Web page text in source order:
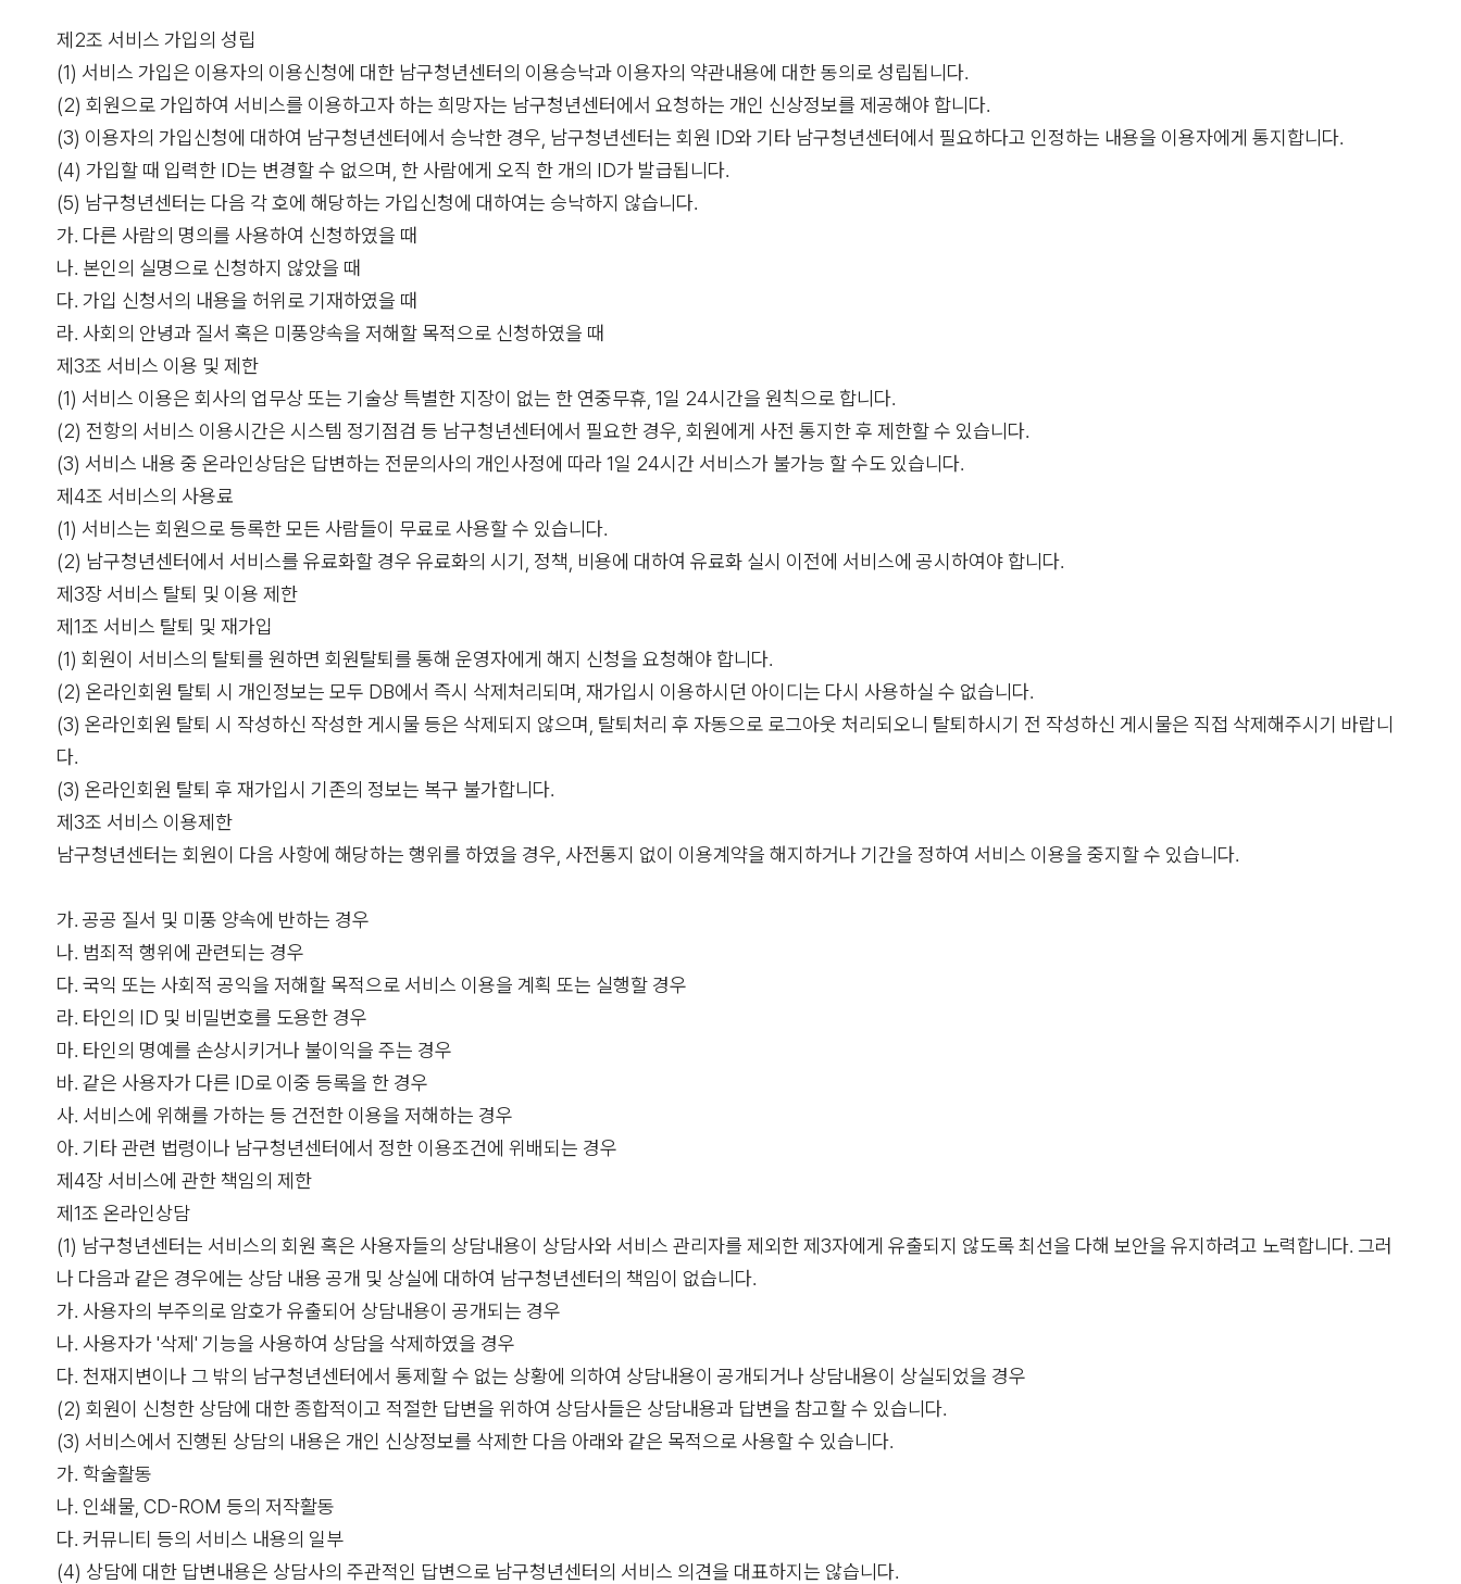
제2조 서비스 가입의 성립
(1) 서비스 가입은 이용자의 이용신청에 대한 남구청년센터의 이용승낙과 이용자의 약관내용에 대한 동의로 성립됩니다.
(2) 회원으로 가입하여 서비스를 이용하고자 하는 희망자는 남구청년센터에서 요청하는 개인 신상정보를 제공해야 합니다.
(3) 이용자의 가입신청에 대하여 남구청년센터에서 승낙한 경우, 남구청년센터는 회원 ID와 기타 남구청년센터에서 필요하다고 인정하는 내용을 이용자에게 통지합니다.
(4) 가입할 때 입력한 ID는 변경할 수 없으며, 한 사람에게 오직 한 개의 ID가 발급됩니다.
(5) 남구청년센터는 다음 각 호에 해당하는 가입신청에 대하여는 승낙하지 않습니다.
가. 다른 사람의 명의를 사용하여 신청하였을 때
나. 본인의 실명으로 신청하지 않았을 때
다. 가입 신청서의 내용을 허위로 기재하였을 때
라. 사회의 안녕과 질서 혹은 미풍양속을 저해할 목적으로 신청하였을 때
제3조 서비스 이용 및 제한
(1) 서비스 이용은 회사의 업무상 또는 기술상 특별한 지장이 없는 한 연중무휴, 1일 24시간을 원칙으로 합니다.
(2) 전항의 서비스 이용시간은 시스템 정기점검 등 남구청년센터에서 필요한 경우, 회원에게 사전 통지한 후 제한할 수 있습니다.
(3) 서비스 내용 중 온라인상담은 답변하는 전문의사의 개인사정에 따라 1일 24시간 서비스가 불가능 할 수도 있습니다.
제4조 서비스의 사용료
(1) 서비스는 회원으로 등록한 모든 사람들이 무료로 사용할 수 있습니다.
(2) 남구청년센터에서 서비스를 유료화할 경우 유료화의 시기, 정책, 비용에 대하여 유료화 실시 이전에 서비스에 공시하여야 합니다.
제3장 서비스 탈퇴 및 이용 제한
제1조 서비스 탈퇴 및 재가입
(1) 회원이 서비스의 탈퇴를 원하면 회원탈퇴를 통해 운영자에게 해지 신청을 요청해야 합니다.
(2) 온라인회원 탈퇴 시 개인정보는 모두 DB에서 즉시 삭제처리되며, 재가입시 이용하시던 아이디는 다시 사용하실 수 없습니다.
(3) 온라인회원 탈퇴 시 작성하신 작성한 게시물 등은 삭제되지 않으며, 탈퇴처리 후 자동으로 로그아웃 처리되오니 탈퇴하시기 전 작성하신 게시물은 직접 삭제해주시기 바랍니
다.
(3) 온라인회원 탈퇴 후 재가입시 기존의 정보는 복구 불가합니다.
제3조 서비스 이용제한
남구청년센터는 회원이 다음 사항에 해당하는 행위를 하였을 경우, 사전통지 없이 이용계약을 해지하거나 기간을 정하여 서비스 이용을 중지할 수 있습니다.
가. 공공 질서 및 미풍 양속에 반하는 경우
나. 범죄적 행위에 관련되는 경우
다. 국익 또는 사회적 공익을 저해할 목적으로 서비스 이용을 계획 또는 실행할 경우
라. 타인의 ID 및 비밀번호를 도용한 경우
마. 타인의 명예를 손상시키거나 불이익을 주는 경우
바. 같은 사용자가 다른 ID로 이중 등록을 한 경우
사. 서비스에 위해를 가하는 등 건전한 이용을 저해하는 경우
아. 기타 관련 법령이나 남구청년센터에서 정한 이용조건에 위배되는 경우
제4장 서비스에 관한 책임의 제한
제1조 온라인상담
(1) 남구청년센터는 서비스의 회원 혹은 사용자들의 상담내용이 상담사와 서비스 관리자를 제외한 제3자에게 유출되지 않도록 최선을 다해 보안을 유지하려고 노력합니다. 그러
나 다음과 같은 경우에는 상담 내용 공개 및 상실에 대하여 남구청년센터의 책임이 없습니다.
가. 사용자의 부주의로 암호가 유출되어 상담내용이 공개되는 경우
나. 사용자가 '삭제' 기능을 사용하여 상담을 삭제하였을 경우
다. 천재지변이나 그 밖의 남구청년센터에서 통제할 수 없는 상황에 의하여 상담내용이 공개되거나 상담내용이 상실되었을 경우
(2) 회원이 신청한 상담에 대한 종합적이고 적절한 답변을 위하여 상담사들은 상담내용과 답변을 참고할 수 있습니다.
(3) 서비스에서 진행된 상담의 내용은 개인 신상정보를 삭제한 다음 아래와 같은 목적으로 사용할 수 있습니다.
가. 학술활동
나. 인쇄물, CD-ROM 등의 저작활동
다. 커뮤니티 등의 서비스 내용의 일부
(4) 상담에 대한 답변내용은 상담사의 주관적인 답변으로 남구청년센터의 서비스 의견을 대표하지는 않습니다.